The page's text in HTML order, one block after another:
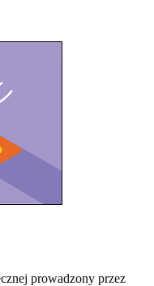
prowadzony przez